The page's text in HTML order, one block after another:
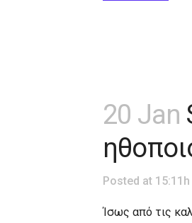
20 Jan
Posted at 15:11h
Ίσως από τις